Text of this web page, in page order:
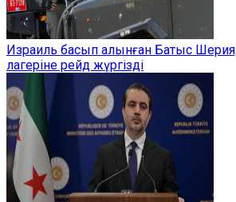
Израиль басып алынған Батыс
лагеріне рейд жүргізді